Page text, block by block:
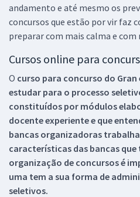
andamento e até mesmo os
concursos que estão por vir faz
preparar com mais calma e
Cursos online para
O curso para concurso do
estudar para o processo
constituídos por módulos
docente experiente e que
bancas organizadoras
características das bancas
organização de concursos é
uma tem a sua forma de
seletivos.